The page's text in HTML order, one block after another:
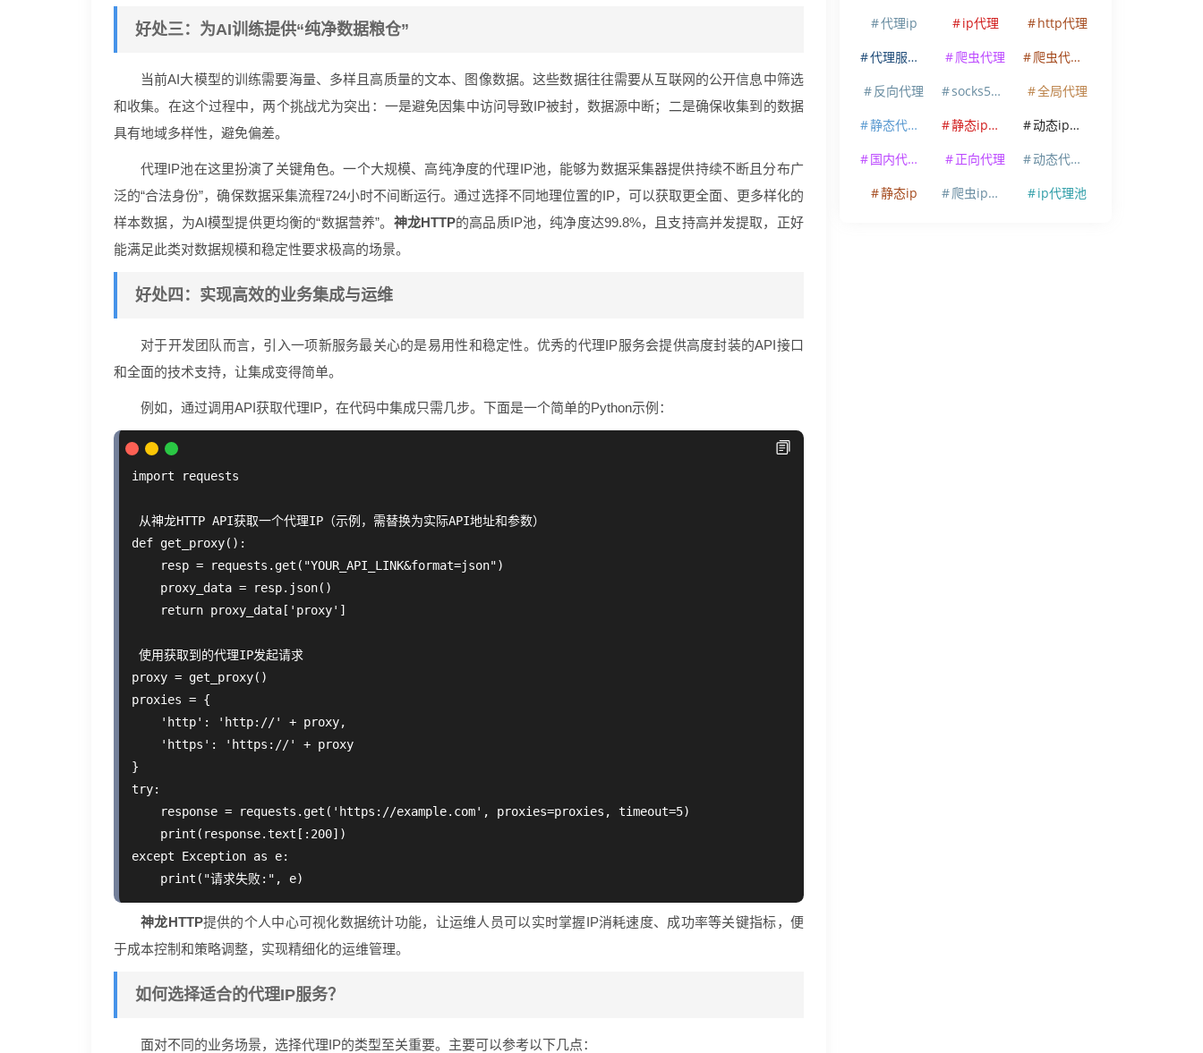
好处三：为AI训练提供“纯净数据粮仓”
当前AI大模型的训练需要海量、多样且高质量的文本、图像数据。这些数据往往需要从互联网的公开信息中筛选
和收集。在这个过程中，两个挑战尤为突出：一是避免因集中访问导致IP被封，数据源中断；二是确保收集到的数据
具有地域多样性，避免偏差。
代理IP池在这里扮演了关键角色。一个大规模、高纯净度的代理IP池，能够为数据采集器提供持续不断且分布广
泛的“合法身份”，确保数据采集流程724小时不间断运行。通过选择不同地理位置的IP，可以获取更全面、更多样化的
样本数据，为AI模型提供更均衡的“数据营养”。 神龙HTTP的高品质IP池，纯净度达99.8%，且支持高并发提取，正好
能满足此类对数据规模和稳定性要求极高的场景。
好处四：实现高效的业务集成与运维
对于开发团队而言，引入一项新服务最关心的是易用性和稳定性。优秀的代理IP服务会提供高度封装的API接口
和全面的技术支持，让集成变得简单。
例如，通过调用API获取代理IP，在代码中集成只需几步。下面是一个简单的Python示例：
import requests
从神龙HTTP API获取一个代理IP（示例，需替换为实际API地址和参数）
def get_proxy():
    resp = requests.get("YOUR_API_LINK&format=json")
    proxy_data = resp.json()
    return proxy_data['proxy']
使用获取到的代理IP发起请求
proxy = get_proxy()
proxies = {
    'http': 'http://' + proxy,
    'https': 'https://' + proxy
}
try:
    response = requests.get('https://example.com', proxies=proxies, timeout=5)
    print(response.text[:200])
except Exception as e:
神龙HTTP提供的个人中心可视化数据统计功能，让运维人员可以实时掌握IP消耗速度、成功率等关键指标，便
于成本控制和策略调整，实现精细化的运维管理。
如何选择适合的代理IP服务？
面对不同的业务场景，选择代理IP的类型至关重要。主要可以参考以下几点：
代理ip ip代理
http代理
代理服务器
爬虫代理
爬虫代理ip
反向代理
socks5代理
全局代理
静态代理ip
静态ip代理
动态ip代理
国内代理ip
正向代理
动态代理ip
静态ip
爬虫ip代理 ip代理池